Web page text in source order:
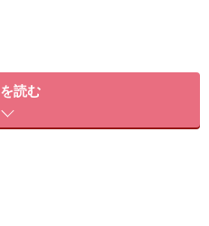
、そのまま食べても甘酸っ
。英語でマルベリーとよば
ルーツとしても注目されて
読む